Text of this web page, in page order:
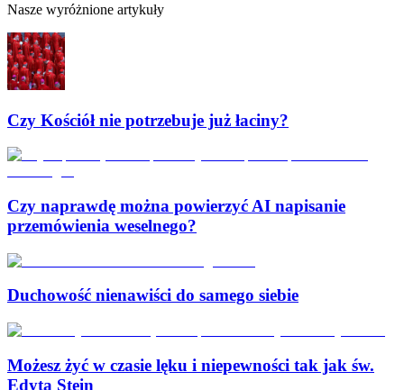
Nasze wyróżnione artykuły
Czy Kościół nie potrzebuje już łaciny?
Czy naprawdę można powierzyć AI napisanie
przemówienia weselnego?
Duchowość nienawiści do samego siebie
Możesz żyć w czasie lęku i niepewności tak jak św.
Edyta Stein